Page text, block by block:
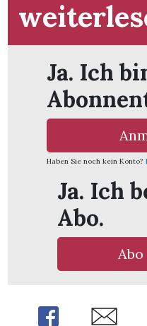
Ja. Ich
Haben Sie noch kein Konto?
Ja. Ich
Abo.
Share Share